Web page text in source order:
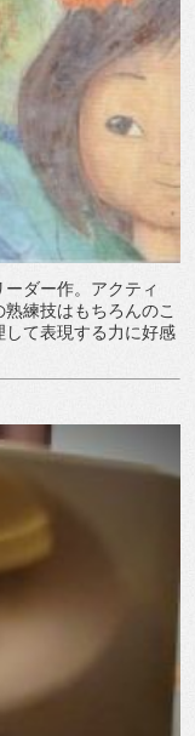
ダー作。アクティ
練技はもちろんのこ
て表現する力に好感